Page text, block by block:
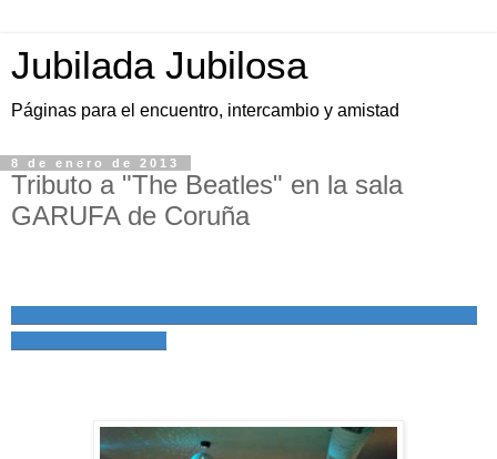
Jubilada Jubilosa
Páginas para el encuentro, intercambio y amistad
8 de enero de 2013
Tributo a "The Beatles" en la sala
GARUFA de Coruña